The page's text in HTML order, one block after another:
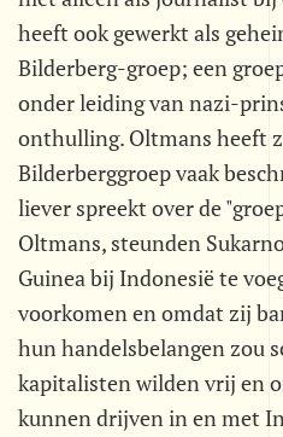
heeft ook gewerkt als
Bilderberg-groep; een
onder leiding van nazi-
onthulling. Oltmans heeft
Bilderberggroep vaak
liever spreekt over de
Oltmans, steunden
Guinea bij Indonesië te
voorkomen en omdat zij
hun handelsbelangen zou
kapitalisten wilden vrij en
kunnen drijven in en met